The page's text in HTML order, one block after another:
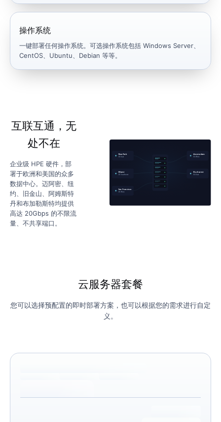
操作系统
一键部署任何操作系统。可选操作系统包括 Windows Server、
CentOS、Ubuntu、Debian 等等。
互联互通，无
处不在
企业级 HPE 硬件，部
署于欧洲和美国的众多
数据中心。迈阿密、纽
约、旧金山、阿姆斯特
丹和布加勒斯特均提供
高达 20Gbps 的不限流
量、不共享端口。
云服务器套餐
您可以选择预配置的即时部署方案，也可以根据您的需求进行自定
义。